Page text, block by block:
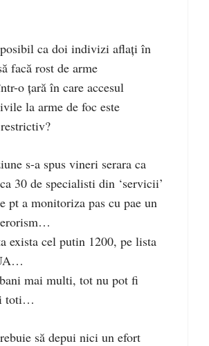
ca doi indivizi aflați în
facă rost de arme
o țară în care accesul
la arme de foc este
s-a spus vineri serara ca
30 de specialisti din ‘servicii’
pt a monitoriza pas cu pae un
exista cel putin 1200, pe lista
mai multi, tot nu pot fi
toti…
să depui nici un efort